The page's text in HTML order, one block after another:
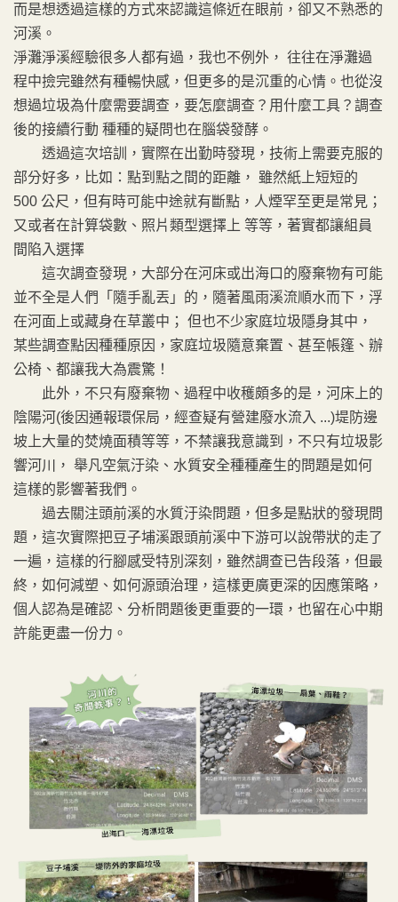
而是想透過這樣的方式來認識這條近在眼前，卻又不熟悉的
河溪。
淨灘淨溪經驗很多人都有過，我也不例外， 往往在淨灘過
程中撿完雖然有種暢快感，但更多的是沉重的心情。也從沒
想過垃圾為什麼需要調查，要怎麼調查？用什麼工具？調查
後的接續行動 種種的疑問也在腦袋發酵。
透過這次培訓，實際在出勤時發現，技術上需要克服的
部分好多，比如：點到點之間的距離， 雖然紙上短短的
500 公尺，但有時可能中途就有斷點，人煙罕至更是常見；
又或者在計算袋數、照片類型選擇上 等等，著實都讓組員
間陷入選擇
這次調查發現，大部分在河床或出海口的廢棄物有可能
並不全是人們「隨手亂丟」的，隨著風雨溪流順水而下，浮
在河面上或藏身在草叢中； 但也不少家庭垃圾隱身其中，
某些調查點因種種原因，家庭垃圾隨意棄置、甚至帳篷、辦
公椅、都讓我大為震驚！
此外，不只有廢棄物、過程中收穫頗多的是，河床上的
陰陽河(後因通報環保局，經查疑有營建廢水流入 ...)堤防邊
坡上大量的焚燒面積等等，不禁讓我意識到，不只有垃圾影
響河川， 舉凡空氣汙染、水質安全種種產生的問題是如何
這樣的影響著我們。
過去關注頭前溪的水質汙染問題，但多是點狀的發現問
題，這次實際把豆子埔溪跟頭前溪中下游可以說帶狀的走了
一遍，這樣的行腳感受特別深刻，雖然調查已告段落，但最
終，如何減塑、如何源頭治理，這樣更廣更深的因應策略，
個人認為是確認、分析問題後更重要的一環，也留在心中期
許能更盡一份力。